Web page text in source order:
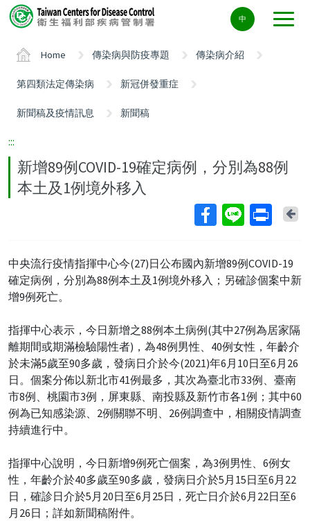
Center
block
中
Home 傳染病與防疫專題 傳染病介紹
第四類法定傳染病 新冠併發重症
新聞稿及疫情訊息 新聞稿
:::
新增89例COVID-19確定病例，分別為88例
本土及1例境外移入
中央流行疫情指揮中心今(27)日公布國內新增89例COVID-19
確定病例，分別為88例本土及1例境外移入；另確診個案中新
增9例死亡。
指揮中心表示，今日新增之88例本土病例(其中27例為居家隔
離期間或期滿檢驗陽性者)，為48例男性、40例女性，年齡介
於未滿5歲至90多歲，發病日介於今(2021)年6月10日至6月26
日。個案分佈以新北市41例最多，其次為臺北市33例、臺南
市8例、桃園市3例，屏東縣、南投縣及新竹市各1例；其中60
例為已知感染源、2例關聯不明、26例調查中，相關疫情調查
持續進行中。
指揮中心說明，今日新增9例死亡個案，為3例男性、6例女
性，年齡介於40多歲至90多歲，發病日介於5月15日至6月22
日，確診日介於5月20日至6月25日，死亡日介於6月22日至6
月26日；詳如新聞稿附件。